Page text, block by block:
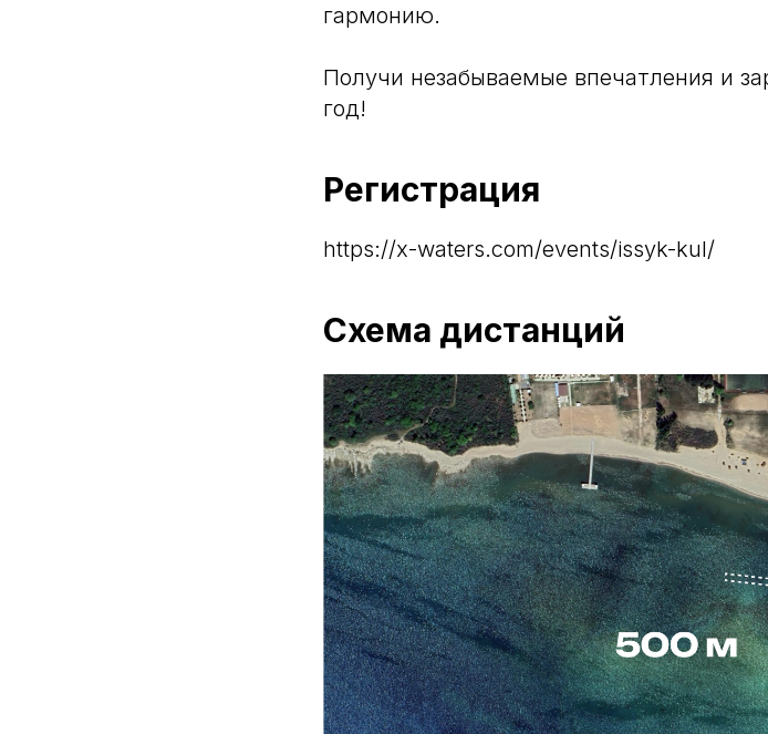
гармонию.
Получи незабываемые впечатления и
год!
Регистрация
https://x-waters.com/events/issyk-kul/
Схема дистанций